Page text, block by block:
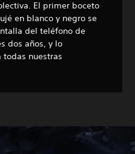
El primer boceto
en blanco y negro se
del teléfono de
dos años, y lo
nuestras